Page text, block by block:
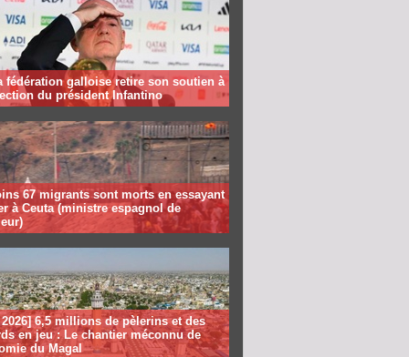
fédération galloise retire son soutien à
du président Infantino
67 migrants sont morts en essayant
à Ceuta (ministre espagnol de
6,5 millions de pèlerins et des
en jeu : Le chantier méconnu de
du Magal